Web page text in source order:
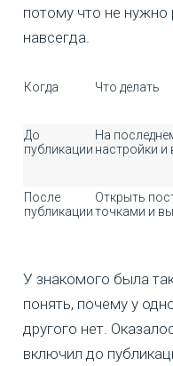
потому что не нужно
навсегда.
Когда Что делать
До
публикации
На
настройки и
После
публикации
Открыть
точками и
У знакомого была
понять, почему у
другого нет.
включил до